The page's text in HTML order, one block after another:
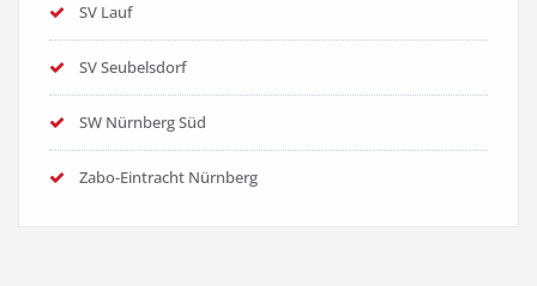
SV Lauf
SV Seubelsdorf
SW Nürnberg Süd
Zabo-Eintracht Nürnberg